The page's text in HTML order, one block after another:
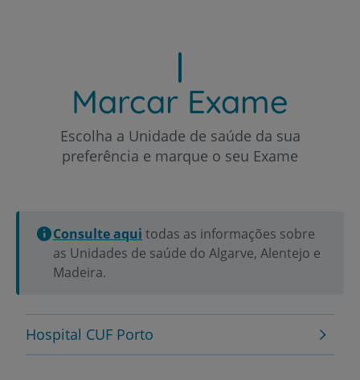
Marcar Exame
Escolha a Unidade de saúde da sua
preferência e marque o seu Exame
Consulte aqui todas as informações sobre
as Unidades de saúde do Algarve, Alentejo e
Madeira.
Hospital CUF Porto